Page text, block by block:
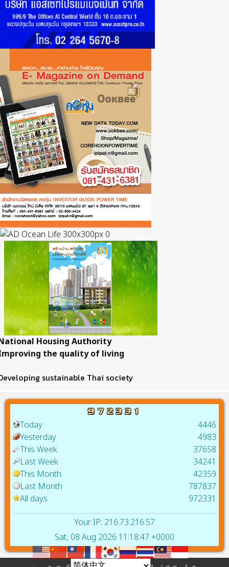
Housing Authority
the quality of living
sustainable Thai society
Today
Yesterday
This Week
Last Week
This Month
Last Month
All days
4446
4983
37658
34241
42359
787837
972331
Your IP: 216.73.216.57
Sat, 08 Aug 2026 11:18:47 +0000